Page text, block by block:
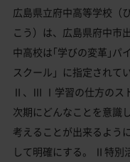
広島県立府中高等学校（
こう）は、広島県府中市
中高校は｢学びの変革｣パ
スクール」に指定されて
Ⅱ、Ⅲ Ⅰ学習の仕方のス
次期にどんなことを意識
考えることが出来るよう
して明確にする。 Ⅱ特別